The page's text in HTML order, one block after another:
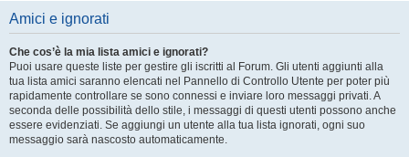
Amici e ignorati
Che cos’è la mia lista amici e ignorati?
Puoi usare queste liste per gestire gli iscritti al Forum. Gli utenti aggiunti alla
tua lista amici saranno elencati nel Pannello di Controllo Utente per poter più
rapidamente controllare se sono connessi e inviare loro messaggi privati. A
seconda delle possibilità dello stile, i messaggi di questi utenti possono anche
essere evidenziati. Se aggiungi un utente alla tua lista ignorati, ogni suo
messaggio sarà nascosto automaticamente.